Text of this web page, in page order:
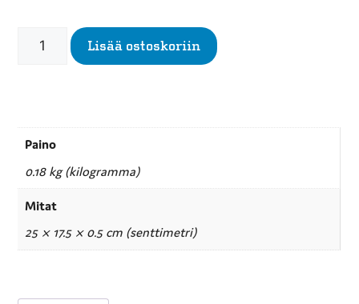
Lisää ostoskoriin
Paino
0.18 kg (kilogramma)
Mitat
25 × 17.5 × 0.5 cm (senttimetri)